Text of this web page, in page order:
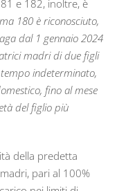
e 182, inoltre, è
180 è riconosciuto,
dal 1 gennaio 2024
madri di due figli
indeterminato,
fino al mese
del figlio più
della predetta
pari al 100%